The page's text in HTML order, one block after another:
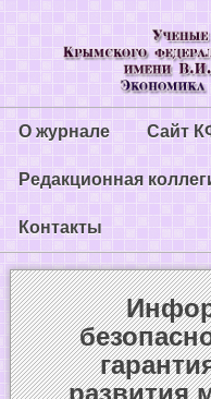
О журнале Сайт
Редакционная
Контакты
развития